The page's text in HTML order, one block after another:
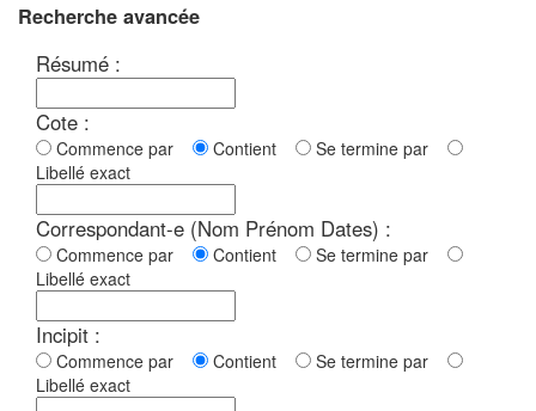
Recherche avancée
Résumé :
Cote :
Commence par Contient
Se termine par
Libellé exact
Correspondant-e (Nom Prénom Dates) :
Commence par Contient
Se termine par
Libellé exact
Incipit :
Commence par Contient
Se termine par
Libellé exact